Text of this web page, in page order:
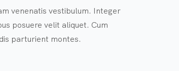
venenatis vestibulum. Integer
posuere velit aliquet. Cum
parturient montes.